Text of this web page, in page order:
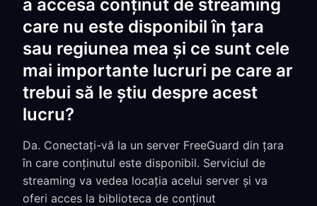
a accesa conținut de streaming
care nu este disponibil în țara
sau regiunea mea și ce sunt cele
mai importante lucruri pe care ar
trebui să le știu despre acest
lucru?
Da. Conectați-vă la un server FreeGuard din țara
în care conținutul este disponibil. Serviciul de
streaming va vedea locația acelui server și va
oferi acces la biblioteca de conținut